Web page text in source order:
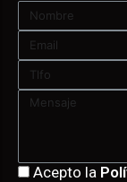
Acepto la